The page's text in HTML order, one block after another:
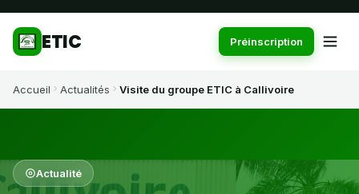
ETIC Préinscription
Accueil Actualités Visite du groupe ETIC à Callivoire
Actualité